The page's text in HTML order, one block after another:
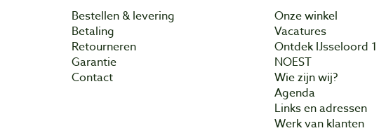
Bestellen & levering
Betaling
Retourneren
Garantie
Contact
Onze winkel
Vacatures
Ontdek IJsseloord 1
NOEST
Wie zijn wij?
Agenda
Links en adressen
Werk van klanten